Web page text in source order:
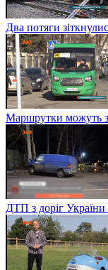
Два потяги
Маршрутки можуть
ДТП з доріг